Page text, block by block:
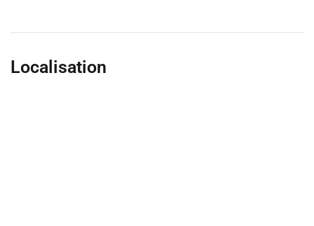
Localisation